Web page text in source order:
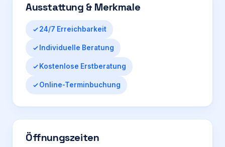
Ausstattung & Merkmale
24/7 Erreichbarkeit
Individuelle Beratung
Kostenlose Erstberatung
Online-Terminbuchung
Öffnungszeiten